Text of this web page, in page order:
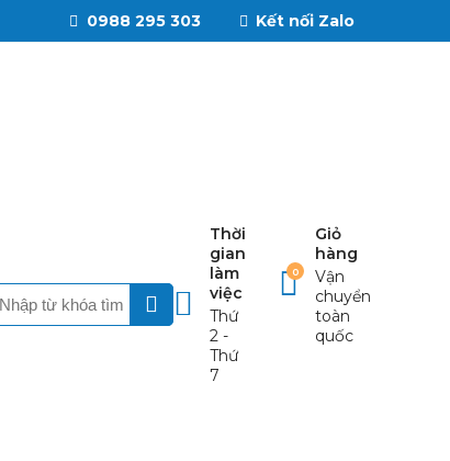
0988 295 303 Kết nối Zalo
Thời
gian
làm
việc
Thứ
2 -
Thứ
7
0
Giỏ
hàng
Vận
chuyển
toàn
quốc